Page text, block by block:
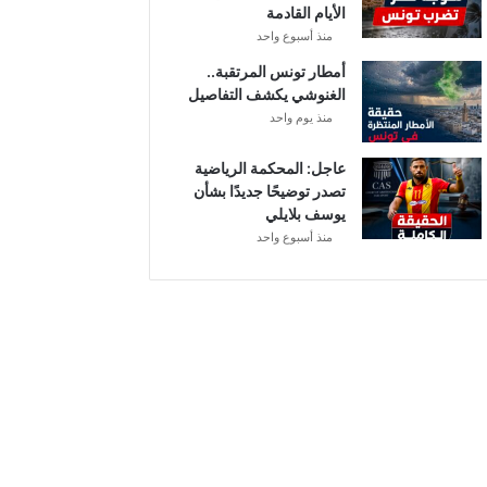
م
ح
ة
ب
ع
د
ا
ل
الأيام القادمة
منذ أسبوع واحد
أمطار تونس المرتقبة..
الغنوشي يكشف التفاصيل
منذ يوم واحد
عاجل: المحكمة الرياضية
تصدر توضيحًا جديدًا بشأن
يوسف بلايلي
منذ أسبوع واحد